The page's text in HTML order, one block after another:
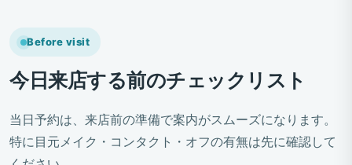
Before visit
今日来店する前のチェックリスト
当日予約は、来店前の準備で案内がスムーズになります。
特に目元メイク・コンタクト・オフの有無は先に確認して